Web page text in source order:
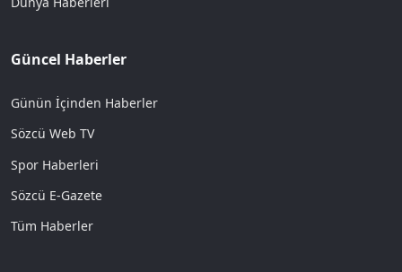
Güncel Haberler
Günün İçinden Haberler
Sözcü Web TV
Spor Haberleri
Sözcü E-Gazete
Tüm Haberler